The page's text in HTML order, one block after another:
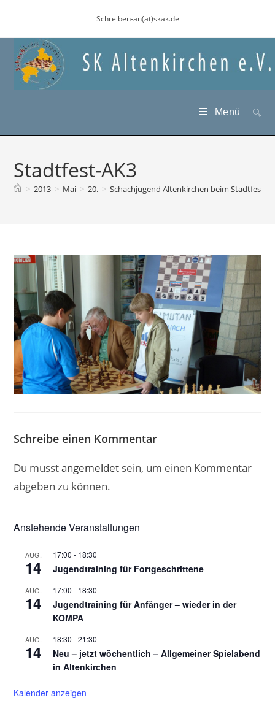
springen
Schreiben-an(at)skak.de
Menü
Stadtfest-AK3
> 2013 > Mai > 20. > Schachjugend Altenkirchen beim Stadtfest
Schreibe einen Kommentar
Du musstangemeldet sein, um einen Kommentar
abgeben zu können.
Anstehende Veranstaltungen
AUG.
14
17:00 - 18:30
Jugendtraining für Fortgeschrittene
AUG.
14
17:00 - 18:30
Jugendtraining für Anfänger – wieder in der
KOMPA
AUG.
14
18:30 -21:30
Neu – jetzt wöchentlich – Allgemeiner Spielabend
in Altenkirchen
Kalender anzeigen